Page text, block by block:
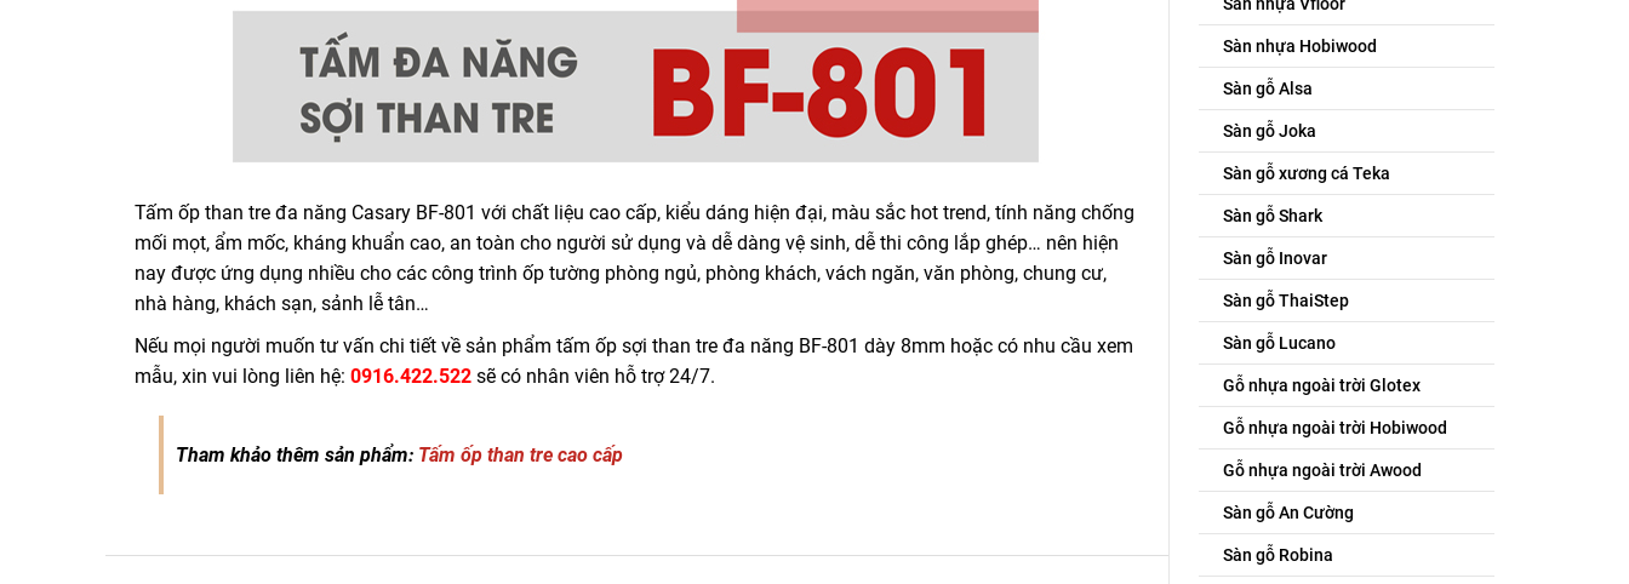
Tấm ốp than tre đa năng Casary BF-801 với chất liệu cao cấp, kiểu dáng hiện đại, màu sắc hot trend, tính năng chống
mối mọt, ẩm mốc, kháng khuẩn cao, an toàn cho người sử dụng và dễ dàng vệ sinh, dễ thi công lắp ghép… nên hiện
nay được ứng dụng nhiều cho các công trình ốp tường phòng ngủ, phòng khách, vách ngăn, văn phòng, chung cư,
nhà hàng, khách sạn, sảnh lễ tân…
Nếu mọi người muốn tư vấn chi tiết về sản phẩm tấm ốp sợi than tre đa năng BF-801 dày 8mm hoặc có nhu cầu xem
mẫu, xin vui lòng liên hệ: 0916.422.522 sẽ có nhân viên hỗ trợ 24/7.
Tham khảo thêm sản phẩm: Tấm ốp than tre cao cấp
Sàn nhựa Hobiwood
Sàn gỗ Alsa
Sàn gỗ Joka
Sàn gỗ xương cá Teka
Sàn gỗ Shark
Sàn gỗ Inovar
Sàn gỗ ThaiStep
Sàn gỗ Lucano
Gỗ nhựa ngoài trời Glotex
Gỗ nhựa ngoài trời Hobiwood
Gỗ nhựa ngoài trời Awood
Sàn gỗ An Cường
Sàn gỗ Robina